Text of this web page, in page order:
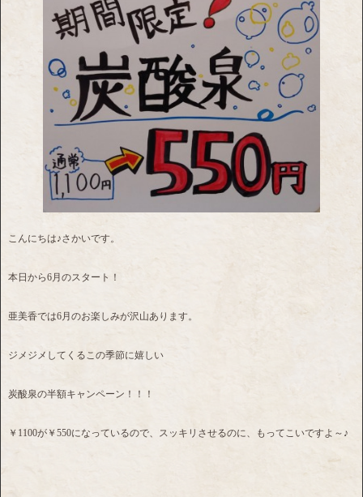
こんにちは♪さかいです。
本日から6月のスタート！
亜美香では6月のお楽しみが沢山あります。
ジメジメしてくるこの季節に嬉しい
炭酸泉の半額キャンペーン！！！
￥1100が￥550になっているので、スッキリさせるのに、もってこいですよ～♪